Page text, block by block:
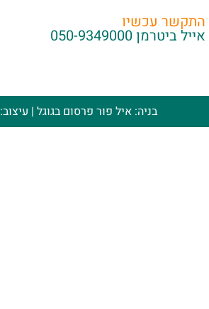
התקשר עכשיו
אייל ביטרמן050-9349000
בניה: איל פור פרסום בגוגל | עיצוב: